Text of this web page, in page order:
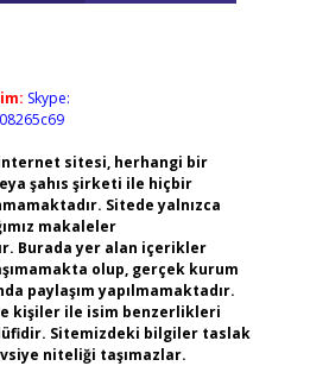
Skype:
sitesi, herhangi bir
şahıs şirketi ile hiçbir
Sitede yalnızca
makaleler
Burada yer alan içerikler
olup, gerçek kurum
paylaşım yapılmamaktadır.
kişiler ile isim benzerlikleri
Sitemizdeki bilgiler taslak
niteliği taşımazlar.